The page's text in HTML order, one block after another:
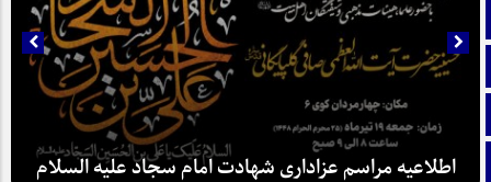
آپارات
تلگراماطلاعیه مراسم عزاداری شهادت امام سجاد علیه السلام